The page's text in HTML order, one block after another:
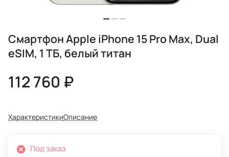
Смартфон Apple iPhone 15 Pro Max, Dual
eSIM, 1 ТБ, белый титан
112 760 ₽
ХарактеристикиОписание
Под заказ